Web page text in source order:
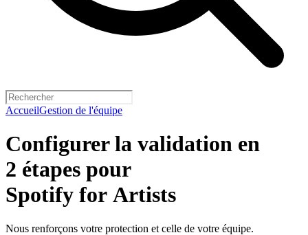
AccueilGestion de l'équipe
Configurer la validation en
2 étapes pour
Spotify for Artists
Nous renforçons votre protection et celle de votre équipe.